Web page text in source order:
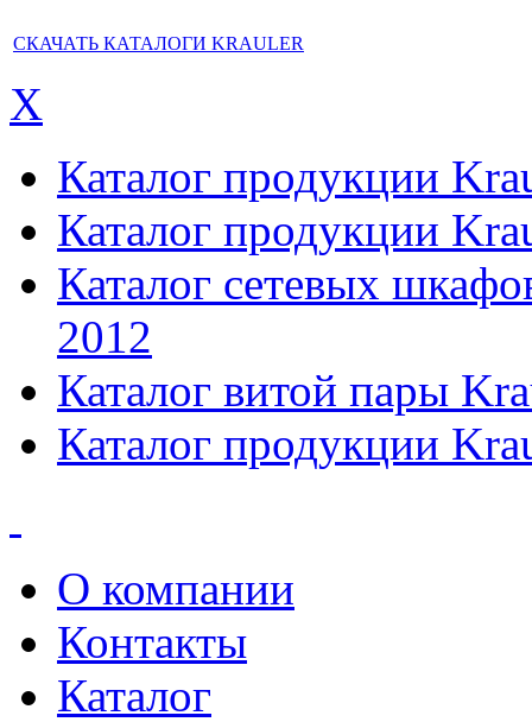
СКАЧАТЬ КАТАЛОГИ KRAULER
X
Каталог продукции
Каталог продукции
Каталог сетевых
2012
Каталог витой пары
Каталог продукции
О компании
Контакты
Каталог